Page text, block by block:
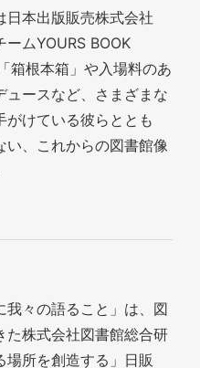
日本出版販売株式会社
ームYOURS BOOK
箱根本箱」や入場料のあ
ュースなど、さまざまな
がけている彼らととも
い、これからの図書館像
我々の語ること」は、図
た株式会社図書館総合研
場所を創造する」日販